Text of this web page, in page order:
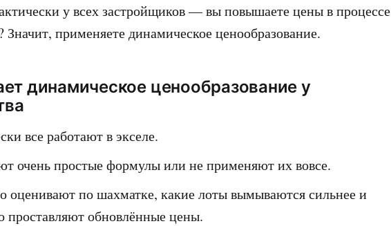
у всех застройщиков — вы повышаете цены в процессе
Значит, применяете динамическое ценообразование.
динамическое ценообразование у
все работают в экселе.
очень простые формулы или не применяют их вовсе.
оценивают по шахматке, какие лоты вымываются сильнее и
проставляют обновлённые цены.